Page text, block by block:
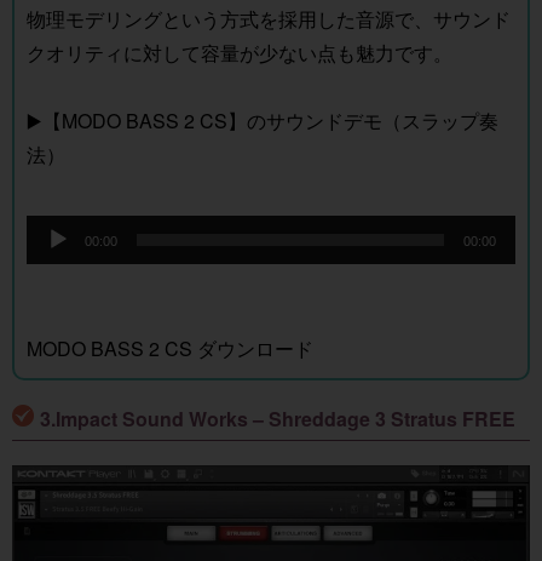
物理モデリングという方式を採用した音源で、サウンド
クオリティに対して容量が少ない点も魅力です。
▶️【MODO BASS 2 CS】のサウンドデモ（スラップ奏
法）
音
ー
ー
00:00 00:00
MODO BASS 2 CS ダウンロード
3.Impact Sound Works – Shreddage 3 Stratus FREE